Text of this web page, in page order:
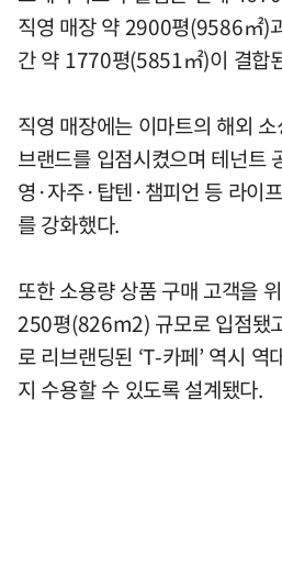
직영 매장 약 2900평(9586㎡)
간 약 1770평(5851㎡)이 결합
직영 매장에는 이마트의 해외
브랜드를 입점시켰으며 테넌트
영·자주·탑텐·챔피언 등 라이
를 강화했다.
또한 소용량 상품 구매 고객을
250평(826m2) 규모로 입점됐
로 리브랜딩된 ‘T-카페’ 역시
지 수용할 수 있도록 설계됐다.